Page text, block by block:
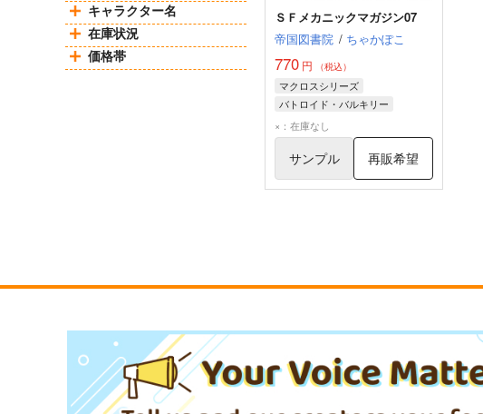
キャラクター名
在庫状況
価格帯
ＳＦメカニックマガジン07
帝国図書院 / ちゃかぽこ
770 円 （税込）
マクロスシリーズ
バトロイド・バルキリー
デストロイド・モンスター
アイサちゃん（装着モデル兼マスコット）
×：在庫なし
サンプル 再販希望